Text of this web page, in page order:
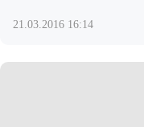
21.03.2016 16:14